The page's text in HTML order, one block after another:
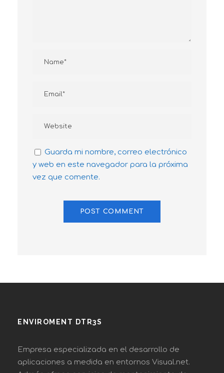
Guarda mi nombre, correo electrónico
y web en este navegador para la próxima
vez que comente.
ENVIROMENT DTR3S
Empresa especializada en el desarrollo de
aplicaciones a medida en entornos Visual.net.